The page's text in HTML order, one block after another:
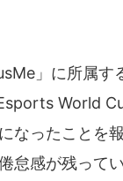
」に所属す
World
なったことを
怠感が残って